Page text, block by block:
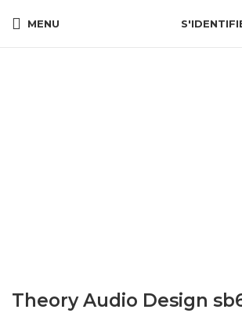
MENU
Theory Audio Design